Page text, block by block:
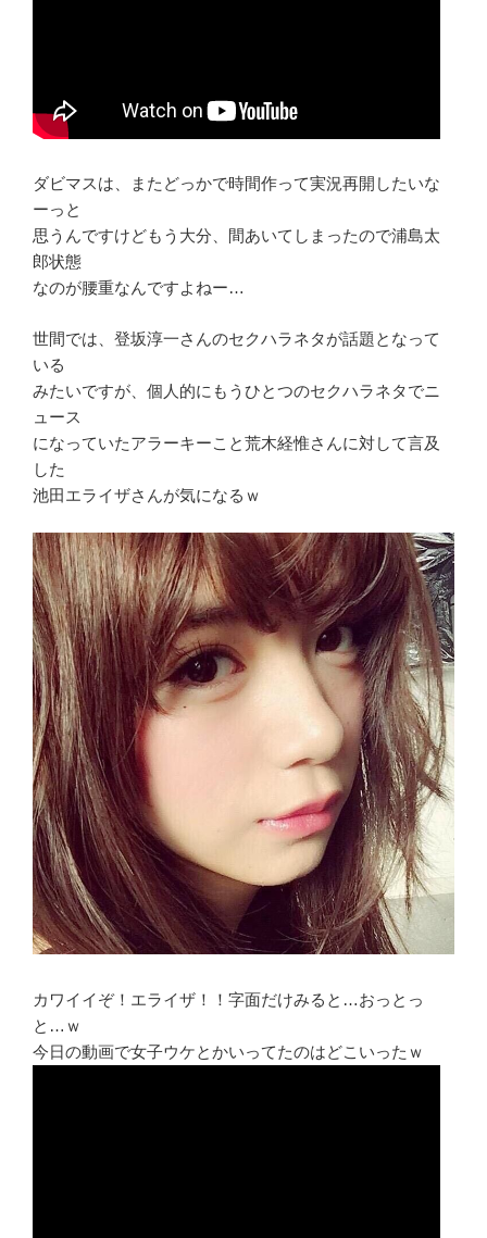
ダビマスは、またどっかで時間作って実況再開したいな
ーっと
思うんですけどもう大分、間あいてしまったので浦島太
郎状態
なのが腰重なんですよねー…
世間では、登坂淳一さんのセクハラネタが話題となって
いる
みたいですが、個人的にもうひとつのセクハラネタでニ
ュース
になっていたアラーキーこと荒木経惟さんに対して言及
した
池田エライザさんが気になるｗ
カワイイぞ！エライザ！！字面だけみると…おっとっ
と…ｗ
今日の動画で女子ウケとかいってたのはどこいったｗ